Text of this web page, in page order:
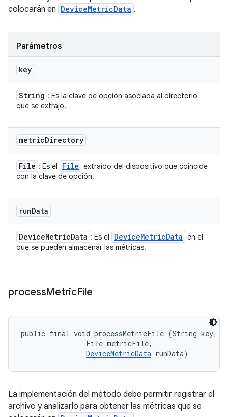
colocarán en DeviceMetricData .
Parámetros
key
String : Es la clave de opción asociada al directorio
que se extrajo.
metricDirectory
File : Es el File extraído del dispositivo que coincide
con la clave de opción.
runData
DeviceMetricData : Es el DeviceMetricData en el
que se pueden almacenar las métricas.
processMetricFile
public final void processMetricFile (String key,
                File metricFile,
DeviceMetricData runData)
La implementación del método debe permitir registrar el
archivo y analizarlo para obtener las métricas que se